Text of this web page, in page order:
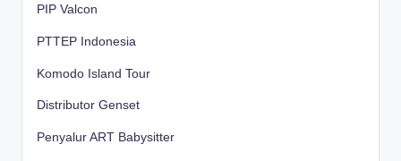
PIP Valcon
PTTEP Indonesia
Komodo Island Tour
Distributor Genset
Penyalur ART Babysitter